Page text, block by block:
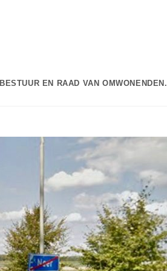
BESTUUR EN RAAD VAN OMWONENDEN.